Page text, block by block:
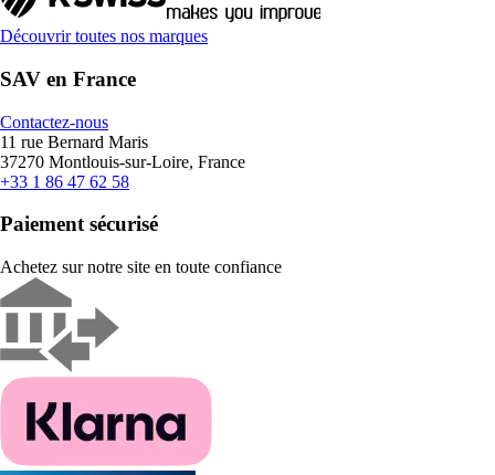
Découvrir toutes nos marques
SAV en France
Contactez-nous
11 rue Bernard Maris
37270 Montlouis-sur-Loire, France
+33 1 86 47 62 58
Paiement sécurisé
Achetez sur notre site en toute confiance